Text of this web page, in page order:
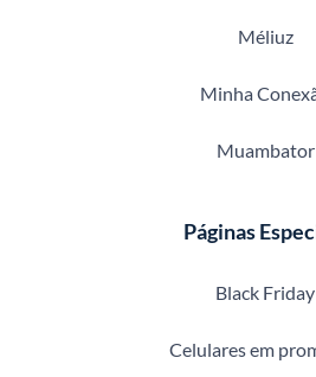
Méliuz
Minha
Muambator
Páginas
Black Friday
Celulares em